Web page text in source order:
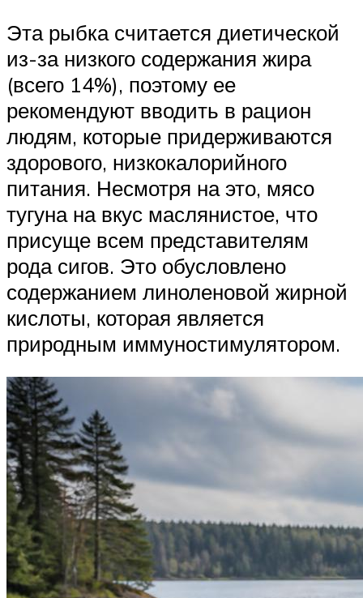
Эта рыбка считается диетической
из-за низкого содержания жира
(всего 14%), поэтому ее
рекомендуют вводить в рацион
людям, которые придерживаются
здорового, низкокалорийного
питания. Несмотря на это, мясо
тугуна на вкус маслянистое, что
присуще всем представителям
рода сигов. Это обусловлено
содержанием линоленовой жирной
кислоты, которая является
природным иммуностимулятором.